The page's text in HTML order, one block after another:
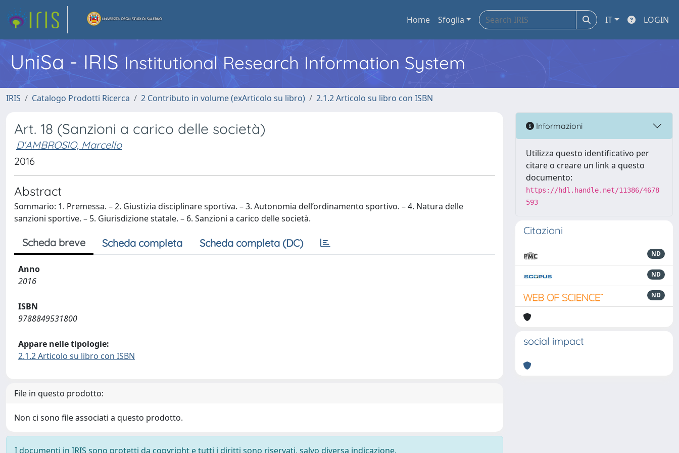
Home Sfoglia IT LOGIN
UniSa - IRIS Institutional Research Information System
IRIS Catalogo Prodotti Ricerca 2 Contributo in volume (exArticolo su libro) 2.1.2 Articolo su libro con ISBN
Art. 18 (Sanzioni a carico delle società)
D'AMBROSIO, Marcello
2016
Abstract
Sommario: 1. Premessa. – 2. Giustizia disciplinare sportiva. – 3. Autonomia dell’ordinamento sportivo. – 4. Natura delle
sanzioni sportive. – 5. Giurisdizione statale. – 6. Sanzioni a carico delle società.
Scheda breve Scheda completa Scheda completa (DC)
Anno
2016
ISBN
9788849531800
Appare nelle tipologie:
2.1.2 Articolo su libro con ISBN
File in questo prodotto:
Non ci sono file associati a questo prodotto.
I documenti in IRIS sono protetti da copyright e tutti i diritti sono riservati, salvo diversa indicazione.
Informazioni
Utilizza questo identificativo per
citare o creare un link a questo
documento:
https://hdl.handle.net/11386/4678
593
Citazioni
ND
ND
ND
social impact